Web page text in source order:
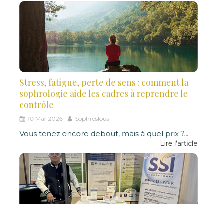
Stress, fatigue, perte de sens : comment la
sophrologie aide les cadres à reprendre le
contrôle
10 Mar 2026 Sophroslous
Vous tenez encore debout, mais à quel prix ?...
Lire l'article